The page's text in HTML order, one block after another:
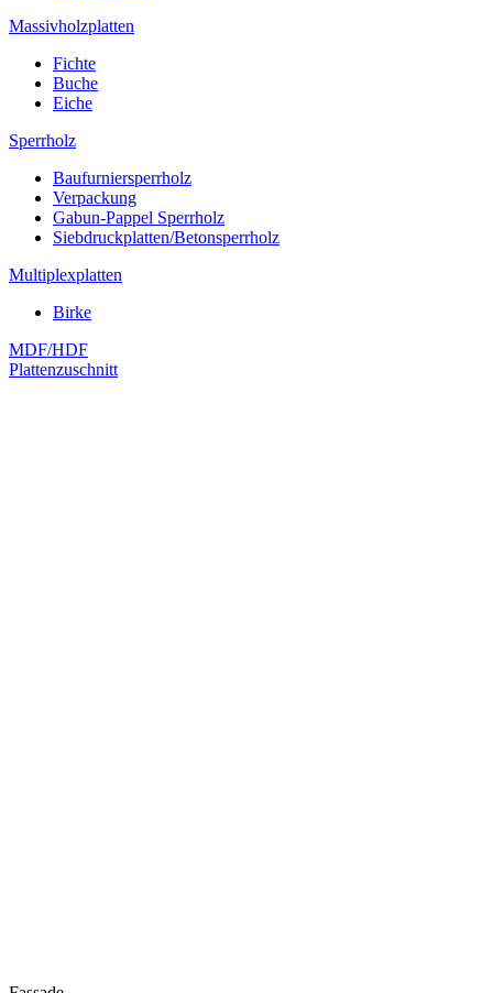
Massivholzplatten
Fichte
Buche
Eiche
Sperrholz
Baufurniersperrholz
Verpackung
Gabun-Pappel Sperrholz
Siebdruckplatten/Betonsperrholz
Multiplexplatten
Birke
MDF/HDF
Plattenzuschnitt